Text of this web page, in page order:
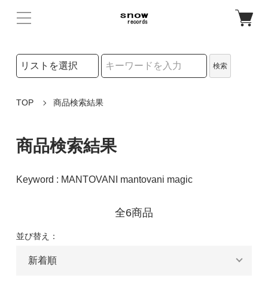
検索リストの選択
検索
TOP 商品検索結果
商品検索結果
Keyword : MANTOVANI mantovani magic
全6商品
並び替え：